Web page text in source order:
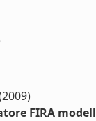
FIRA